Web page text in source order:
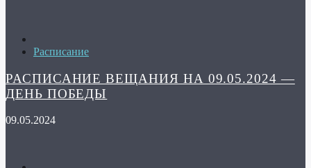
Расписание
РАСПИСАНИЕ ВЕЩАНИЯ НА 09.05.2024 —
ДЕНЬ ПОБЕДЫ
09.05.2024